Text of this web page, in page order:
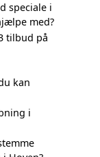
speciale i
med?
tilbud på
kan
i